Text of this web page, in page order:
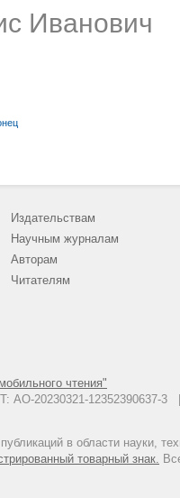
Иванович
чтения"
IT: АО-20230321-
в области науки,
товарный знак.
Издательствам
Научным журналам
Авторам
Читателям